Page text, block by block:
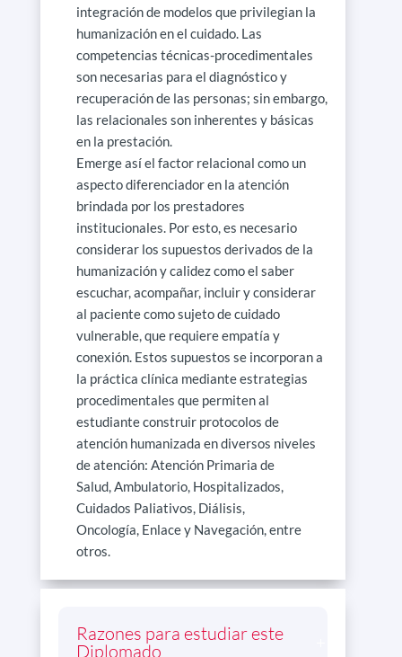
integración de modelos que privilegian la
humanización en el cuidado. Las
competencias técnicas-procedimentales
son necesarias para el diagnóstico y
recuperación de las personas; sin embargo,
las relacionales son inherentes y básicas
en la prestación.
Emerge así el factor relacional como un
aspecto diferenciador en la atención
brindada por los prestadores
institucionales. Por esto, es necesario
considerar los supuestos derivados de la
humanización y calidez como el saber
escuchar, acompañar, incluir y considerar
al paciente como sujeto de cuidado
vulnerable, que requiere empatía y
conexión. Estos supuestos se incorporan a
la práctica clínica mediante estrategias
procedimentales que permiten al
estudiante construir protocolos de
atención humanizada en diversos niveles
de atención: Atención Primaria de
Salud, Ambulatorio, Hospitalizados,
Cuidados Paliativos, Diálisis,
Oncología, Enlace y Navegación, entre
otros.
Razones para estudiar este
Diplomado